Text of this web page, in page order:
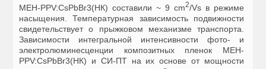
MEH-PPV:CsPbBr3(НК) составили ~ 9 сm2/Vs в режиме
насыщения. Температурная зависимость подвижности
свидетельствует о прыжковом механизме транспорта.
Зависимости интегральной интенсивности фото- и
электролюминесценции композитных пленок MEH-
PPV:CsPbBr3(НК) и СИ-ПТ на их основе от мощности